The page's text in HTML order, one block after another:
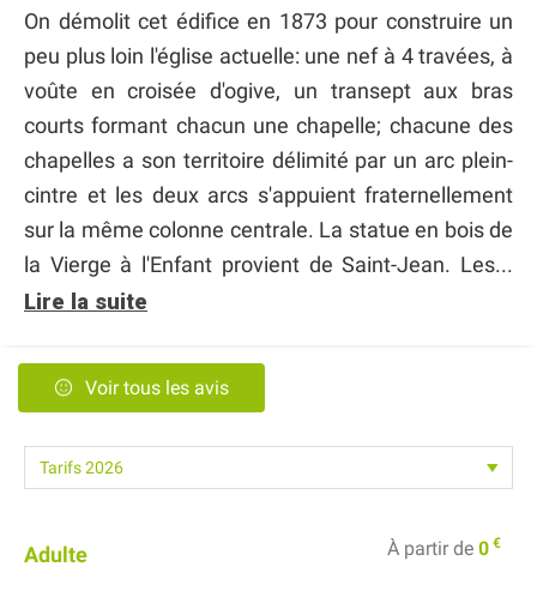
On démolit cet édifice en 1873 pour construire un
peu plus loin l'église actuelle: une nef à 4 travées, à
voûte en croisée d'ogive, un transept aux bras
courts formant chacun une chapelle; chacune des
chapelles a son territoire délimité par un arc plein-
cintre et les deux arcs s'appuient fraternellement
sur la même colonne centrale. La statue en bois de
la Vierge à l'Enfant provient de Saint-Jean. Les...
Lire la suite
Voir tous les avis
Adulte À partir de 0 €